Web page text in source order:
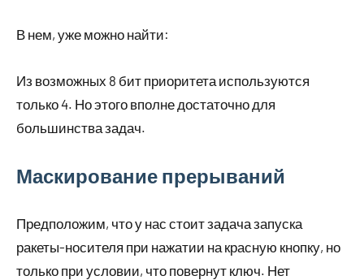
В нем, уже можно найти:
Из возможных 8 бит приоритета используются
только 4. Но этого вполне достаточно для
большинства задач.
Маскирование прерываний
Предположим, что у нас стоит задача запуска
ракеты-носителя при нажатии на красную кнопку, но
только при условии, что повернут ключ. Нет